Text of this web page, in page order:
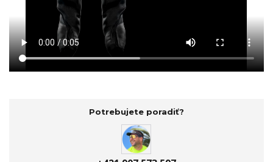
Potrebujete poradiť?